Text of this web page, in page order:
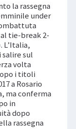
la rassegna
under
tie-break 2-
L’Italia,
sul
volta
i titoli
a Rosario
ma conferma
in
dopo
rassegna